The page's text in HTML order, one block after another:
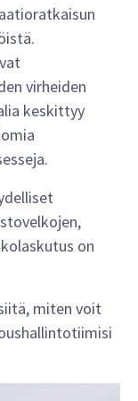
virheiden
keskittyy
on
miten voit